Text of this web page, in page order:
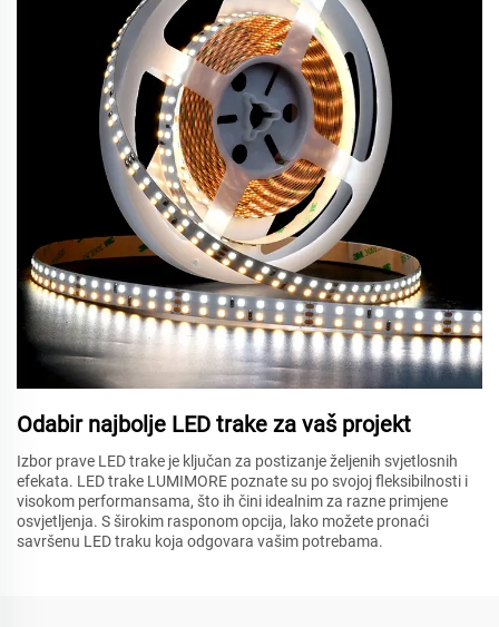
Odabir najbolje LED trake za vaš projekt
Izbor prave LED trake je ključan za postizanje željenih svjetlosnih
efekata. LED trake LUMIMORE poznate su po svojoj fleksibilnosti i
visokom performansama, što ih čini idealnim za razne primjene
osvjetljenja. S širokim rasponom opcija, lako možete pronaći
savršenu LED traku koja odgovara vašim potrebama.